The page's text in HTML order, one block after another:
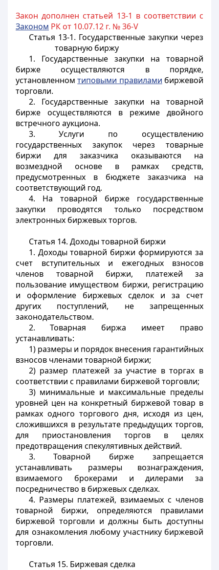
Закон дополнен статьей 13-1 в соответствии с
Законом РК от 10.07.12 г. № 36-V
Статья 13-1. Государственные закупки через
товарную биржу
1. Государственные закупки на товарной
бирже осуществляются в порядке,
установленномтиповыми правилами биржевой
торговли.
2. Государственные закупки на товарной
бирже осуществляются в режиме двойного
встречного аукциона.
3. Услуги по осуществлению
государственных закупок через товарные
биржи для заказчика оказываются на
возмездной основе в рамках средств,
предусмотренных в бюджете заказчика на
соответствующий год.
4. На товарной бирже государственные
закупки проводятся только посредством
электронных биржевых торгов.
Статья 14. Доходы товарной биржи
1. Доходы товарной биржи формируются за
счет вступительных и ежегодных взносов
членов товарной биржи, платежей за
пользование имуществом биржи, регистрацию
и оформление биржевых сделок и за счет
других поступлений, не запрещенных
законодательством.
2. Товарная биржа имеет право
устанавливать:
1) размеры и порядок внесения гарантийных
взносов членами товарной биржи;
2) размер платежей за участие в торгах в
соответствии с правилами биржевой торговли;
3) минимальные и максимальные пределы
уровней цен на конкретный биржевой товар в
рамках одного торгового дня, исходя из цен,
сложившихся в результате предыдущих торгов,
для приостановления торгов в целях
предотвращения спекулятивных действий.
3. Товарной бирже запрещается
устанавливать размеры вознаграждения,
взимаемого брокерами и дилерами за
посредничество в биржевых сделках.
4. Размеры платежей, взимаемых с членов
товарной биржи, определяются правилами
биржевой торговли и должны быть доступны
для ознакомления любому участнику биржевой
торговли.
Статья 15. Биржевая сделка